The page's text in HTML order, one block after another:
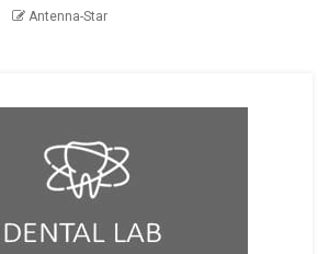
Antenna-Star